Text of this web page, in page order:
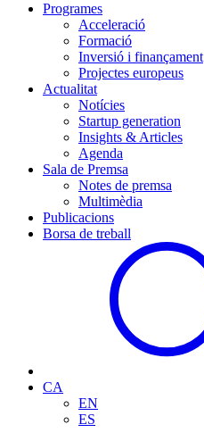
Programes
Acceleració
Formació
Inversió i finançament
Projectes europeus
Actualitat
Notícies
Startup generation
Insights & Articles
Agenda
Sala de Premsa
Notes de premsa
Multimèdia
Publicacions
Borsa de treball
CA
EN
ES